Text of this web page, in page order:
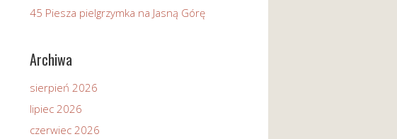
45 Piesza pielgrzymka na Jasną Górę
Archiwa
sierpień 2026
lipiec 2026
czerwiec 2026